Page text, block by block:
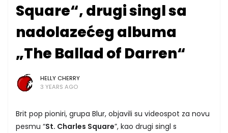
Square“, drugi singl sa
nadolazećeg albuma
„The Ballad of Darren“
HELLY CHERRY
3 YEARS AGO
Brit pop pioniri, grupa Blur, objavili su videospot za novu
pesmu “St. Charles Square”, kao drugi singl s